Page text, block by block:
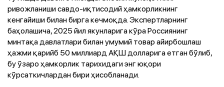
ривожланиши савдо-иқтисодий ҳамкорликнинг
кенгайиши билан бирга кечмоқда. Экспертларнинг
баҳолашича, 2025 йил якунларига кўра Россиянинг
минтақа давлатлари билан умумий товар айирбошлаш
ҳажми қарийб 50 миллиард АҚШ долларига етган бўлиб,
бу ўзаро ҳамкорлик тарихидаги энг юқори
кўрсаткичлардан бири ҳисобланади.